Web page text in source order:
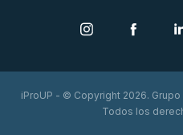
iProUP - © Copyright 2026. Grupo
Todos los